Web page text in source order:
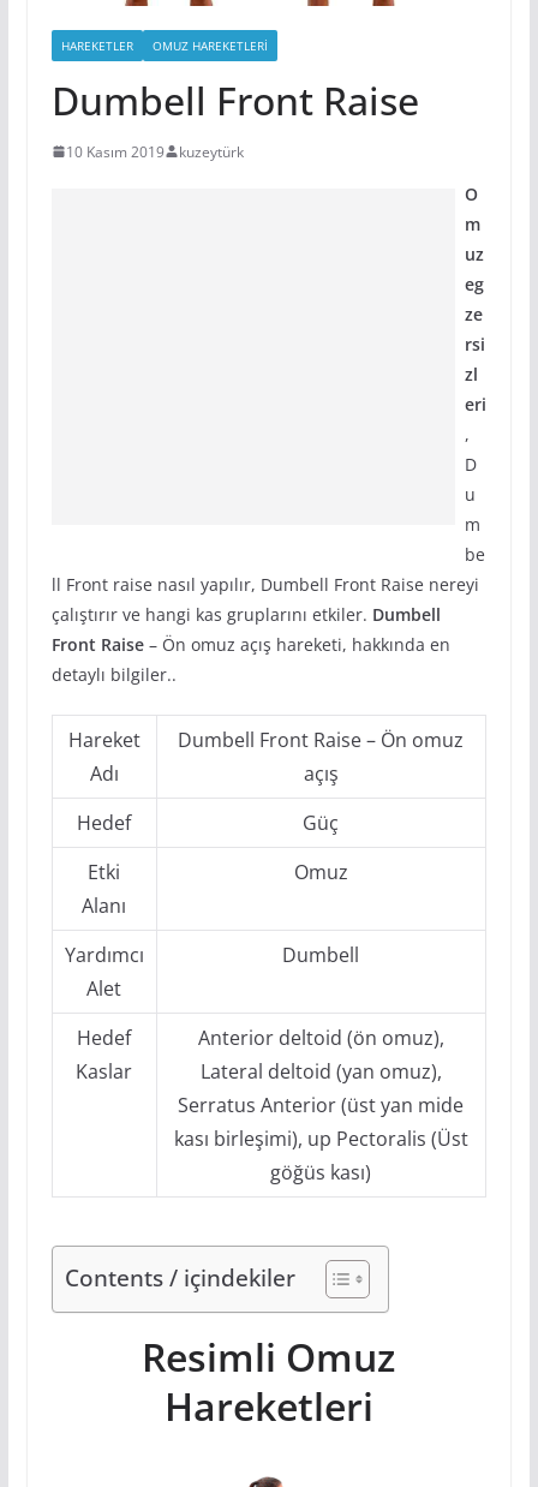
HAREKETLER OMUZ HAREKETLERI
Dumbell Front Raise
10 Kasım 2019 kuzeytürk
O
m
uz
eg
ze
rsi
zl
eri
,
D
u
m
be
ll Front raise nasıl yapılır, Dumbell Front Raise nereyi
çalıştırır ve hangi kas gruplarını etkiler. Dumbell
Front Raise– Ön omuz açış hareketi, hakkında en
detaylı bilgiler..
Hareket
Adı
Dumbell Front Raise – Ön omuz
açış
Hedef
Güç
Etki
Alanı
Omuz
Yardımcı
Alet
Dumbell
Hedef
Kaslar
Anterior deltoid (ön omuz),
Lateral deltoid (yan omuz),
Serratus Anterior (üst yan mide
kası birleşimi), up Pectoralis (Üst
göğüs kası)
Contents / içindekiler
Resimli Omuz
Hareketleri